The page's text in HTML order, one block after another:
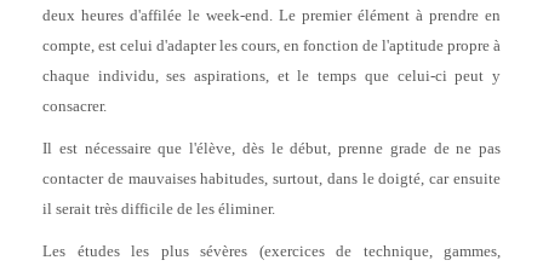
deux heures d'affilée le week-end. Le premier élément à prendre en
compte, est celui d'adapter les cours, en fonction de l'aptitude propre à
chaque individu, ses aspirations, et le temps que celui-ci peut y
consacrer.
Il est nécessaire que l'élève, dès le début, prenne grade de ne pas
contacter de mauvaises habitudes, surtout, dans le doigté, car ensuite
il serait très difficile de les éliminer.
Les études les plus sévères (exercices de technique, gammes,